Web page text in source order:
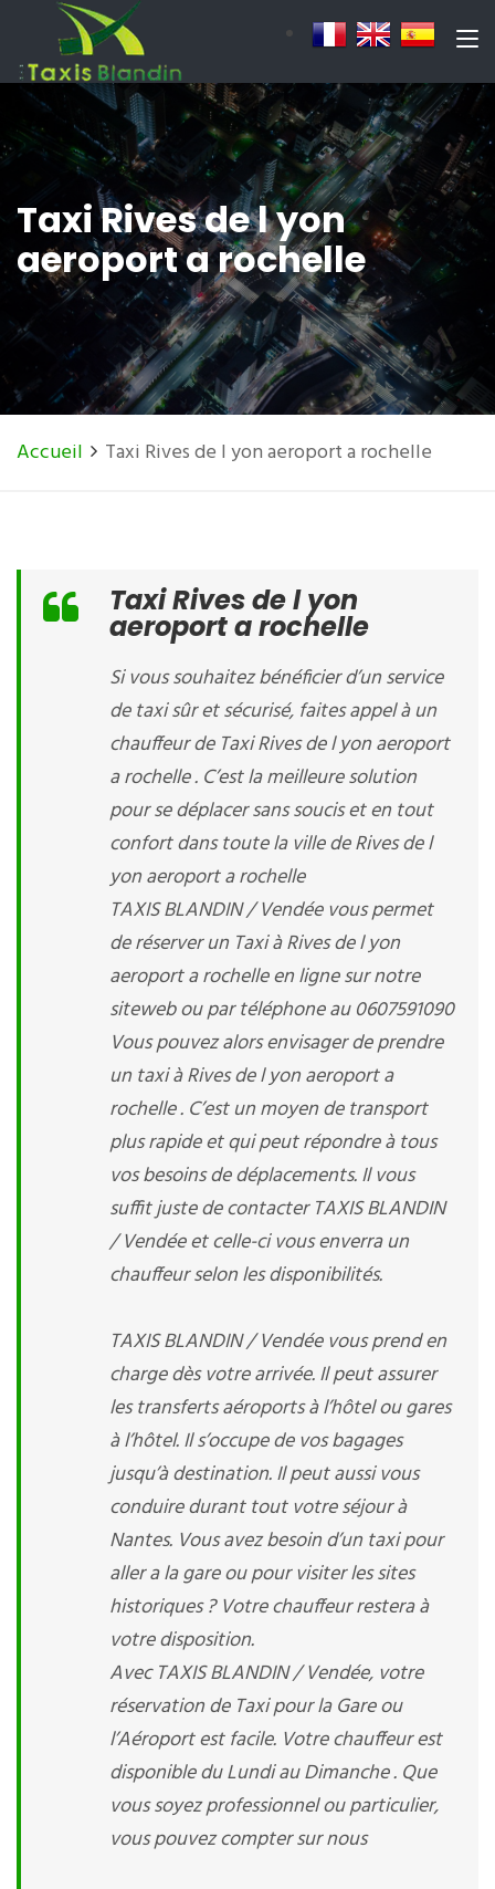
Taxi Rives de l yon
aeroport a rochelle
Accueil Taxi Rives de l yon aeroport a rochelle
Taxi Rives de l yon
aeroport a rochelle
Si vous souhaitez bénéficier d’un service
de taxi sûr et sécurisé, faites appel à un
chauffeur de Taxi Rives de l yon aeroport
a rochelle . C’est la meilleure solution
pour se déplacer sans soucis et en tout
confort dans toute la ville de Rives de l
yon aeroport a rochelle
TAXIS BLANDIN / Vendée vous permet
de réserver un Taxi à Rives de l yon
aeroport a rochelle en ligne sur notre
siteweb ou par téléphone au 0607591090
Vous pouvez alors envisager de prendre
un taxi à Rives de l yon aeroport a
rochelle . C’est un moyen de transport
plus rapide et qui peut répondre à tous
vos besoins de déplacements. Il vous
suffit juste de contacter TAXIS BLANDIN
/ Vendée et celle-ci vous enverra un
chauffeur selon les disponibilités.
TAXIS BLANDIN / Vendée vous prend en
charge dès votre arrivée. Il peut assurer
les transferts aéroports à l’hôtel ou gares
à l’hôtel. Il s’occupe de vos bagages
jusqu’à destination. Il peut aussi vous
conduire durant tout votre séjour à
Nantes. Vous avez besoin d’un taxi pour
aller a la gare ou pour visiter les sites
historiques ? Votre chauffeur restera à
votre disposition.
Avec TAXIS BLANDIN / Vendée, votre
réservation de Taxi pour la Gare ou
l’Aéroport est facile. Votre chauffeur est
disponible du Lundi au Dimanche . Que
vous soyez professionnel ou particulier,
vous pouvez compter sur nous